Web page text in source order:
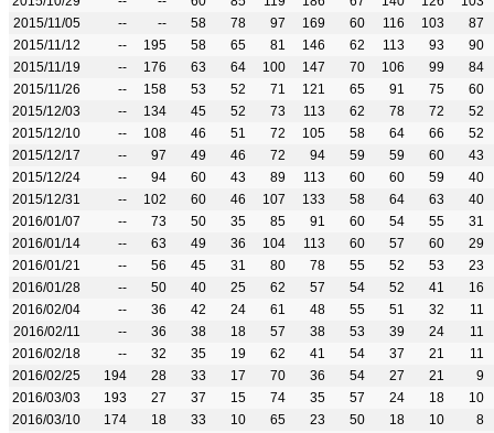
2015/11/05
-- -- 58 78 97 169 60 116 103
87
2015/11/12
-- 195 58 65 81 146 62 113 93
90
2015/11/19
-- 176 63 64 100 147 70 106 99
84
2015/11/26
-- 158 53 52 71 121 65 91 75
60
2015/12/03
-- 134 45 52 73 113 62 78 72
52
2015/12/10
-- 108 46 51 72 105 58 64 66
52
2015/12/17
-- 97 49 46 72 94 59 59 60
43
2015/12/24
-- 94 60 43 89 113 60 60 59
40
2015/12/31
-- 102 60 46 107 133 58 64 63
40
2016/01/07
-- 73 50 35 85 91 60 54 55
31
2016/01/14
-- 63 49 36 104 113 60 57 60
29
2016/01/21
-- 56 45 31 80 78 55 52 53
23
2016/01/28
-- 50 40 25 62 57 54 52 41
16
2016/02/04
-- 36 42 24 61 48 55 51 32
11
2016/02/11
-- 36 38 18 57 38 53 39 24
11
2016/02/18
-- 32 35 19 62 41 54 37 21
11
2016/02/25
194 28 33 17 70 36 54 27 21
9
2016/03/03
193 27 37 15 74 35 57 24 18
10
2016/03/10
174 18 33 10 65 23 50 18 10
8